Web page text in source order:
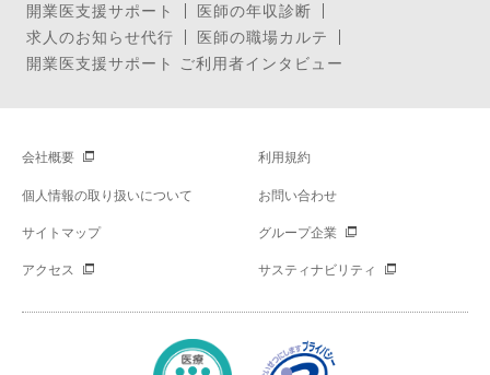
開業医支援サポート
医師の年収診断
求人のお知らせ代行
医師の職場カルテ
開業医支援サポート ご利用者インタビュー
会社概要 利用規約
個人情報の取り扱いについて お問い合わせ
サイトマップ グループ企業
アクセス サスティナビリティ